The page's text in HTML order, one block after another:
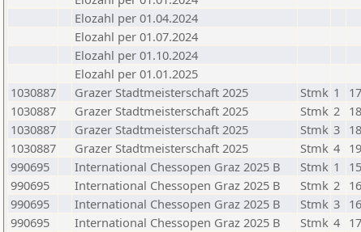
Elozahl per 01.04.2024
Elozahl per 01.07.2024
Elozahl per 01.10.2024
Elozahl per 01.01.2025
1030887
Grazer Stadtmeisterschaft 2025 Stmk 1
1030887
Grazer Stadtmeisterschaft 2025 Stmk 2
1030887
Grazer Stadtmeisterschaft 2025 Stmk 3
1030887
Grazer Stadtmeisterschaft 2025 Stmk 4
990695
International Chessopen Graz 2025 B Stmk 1
990695
International Chessopen Graz 2025 B Stmk 2
990695
International Chessopen Graz 2025 B Stmk 3
990695
International Chessopen Graz 2025 B Stmk 4